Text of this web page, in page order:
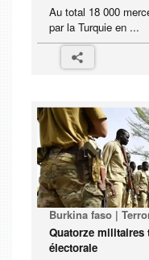
Au total 18 000
par la Turquie en ...
Burkina faso |
Quatorze militaires
électorale